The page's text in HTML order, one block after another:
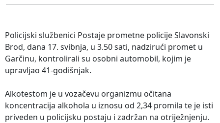
Policijski službenici Postaje prometne policije Slavonski
Brod, dana 17. svibnja, u 3.50 sati, nadzirući promet u
Garčinu, kontrolirali su osobni automobil, kojim je
upravljao 41-godišnjak.
Alkotestom je u vozačevu organizmu očitana
koncentracija alkohola u iznosu od 2,34 promila te je isti
priveden u policijsku postaju i zadržan na otriježnjenju.